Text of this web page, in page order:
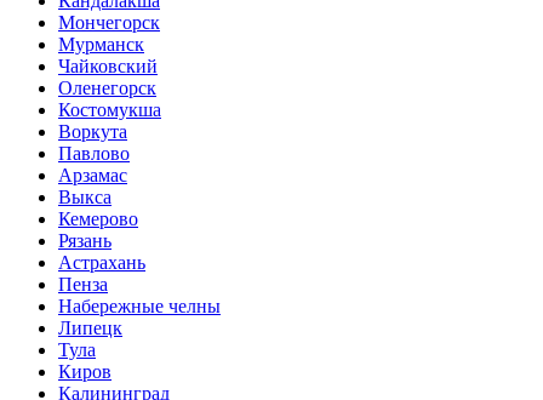
Мончегорск
Мурманск
Чайковский
Оленегорск
Костомукша
Воркута
Павлово
Арзамас
Выкса
Кемерово
Рязань
Астрахань
Пенза
Набережные челны
Липецк
Тула
Киров
Калининград